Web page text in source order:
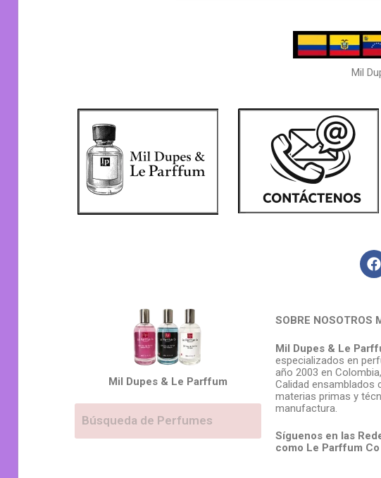
Mil
Mil Dupes & Le Parffum
SOBRE NOSOTROS
Mil Dupes & Le
especializados en
año 2003 en
Calidad ensamblados
materias primas y
manufactura.
Síguenos en las
como Le Parffum Co